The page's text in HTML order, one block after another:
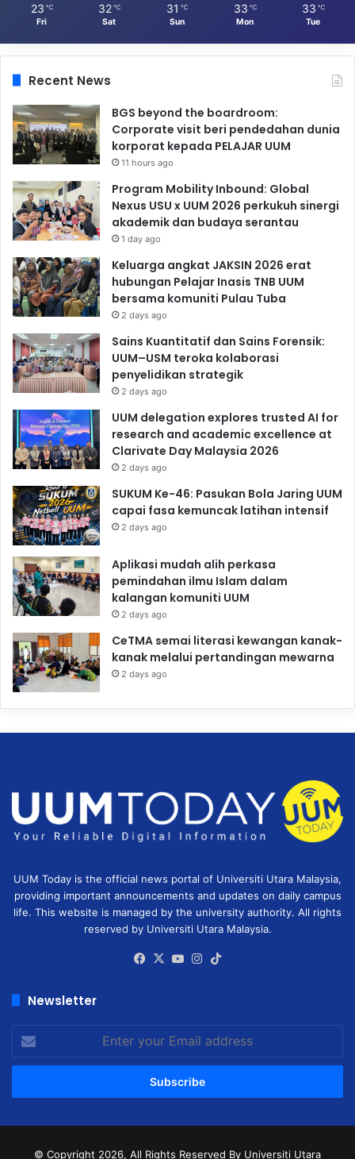
23 ℃
Fri
32 ℃
Sat
31 ℃
Sun
33 ℃
Mon
33 ℃
Tue
Recent News
BGS beyond the boardroom:
Corporate visit beri pendedahan dunia
korporat kepada PELAJAR UUM
11 hours ago
Program Mobility Inbound: Global
Nexus USU x UUM 2026 perkukuh sinergi
akademik dan budaya serantau
1 day ago
Keluarga angkat JAKSIN 2026 erat
hubungan Pelajar Inasis TNB UUM
bersama komuniti Pulau Tuba
2 days ago
Sains Kuantitatif dan Sains Forensik:
UUM–USM teroka kolaborasi
penyelidikan strategik
2 days ago
UUM delegation explores trusted AI for
research and academic excellence at
Clarivate Day Malaysia 2026
2 days ago
SUKUM Ke-46: Pasukan Bola Jaring UUM
capai fasa kemuncak latihan intensif
2 days ago
Aplikasi mudah alih perkasa
pemindahan ilmu Islam dalam
kalangan komuniti UUM
2 days ago
CeTMA semai literasi kewangan kanak-
kanak melalui pertandingan mewarna
2 days ago
UUM Today is the official news portal of Universiti Utara Malaysia,
providing important announcements and updates on daily campus
life. This website is managed by the university authority. All rights
reserved by Universiti Utara Malaysia.
Facebook
X YouTubeInstagram
Newsletter
your
Email
© Copyright 2026, All Rights Reserved By Universiti Utara